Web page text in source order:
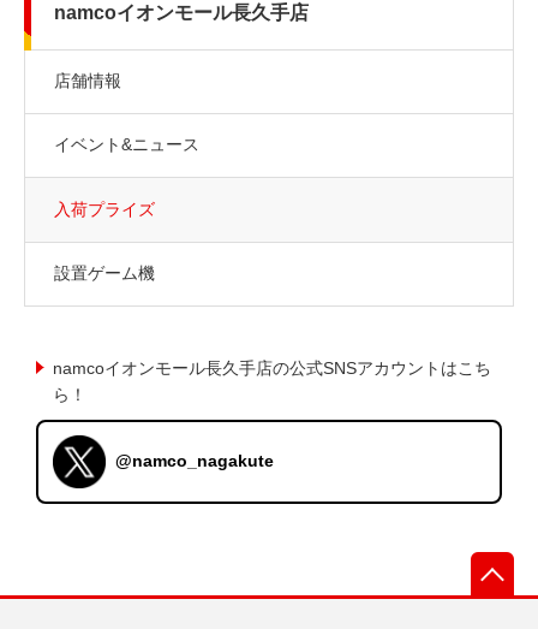
namcoイオンモール長久手店
店舗情報
イベント&ニュース
入荷プライズ
設置ゲーム機
namcoイオンモール長久手店の公式SNSアカウントはこち
ら！
@namco_nagakute